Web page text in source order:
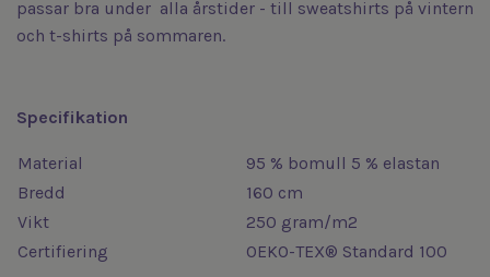
passar bra under alla årstider - till sweatshirts på vintern
och t-shirts på sommaren.
Specifikation
Material
95 % bomull 5 % elastan
Bredd
160 cm
Vikt
250 gram/m2
Certifiering
OEKO-TEX® Standard 100